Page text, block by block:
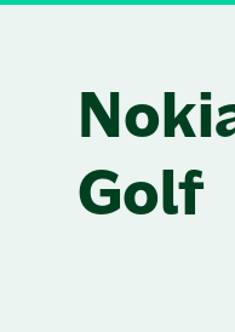
Skip to content
Golf